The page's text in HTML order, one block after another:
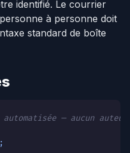
identifié. Le courrier
à personne doit
standard de boîte
— aucun auteur